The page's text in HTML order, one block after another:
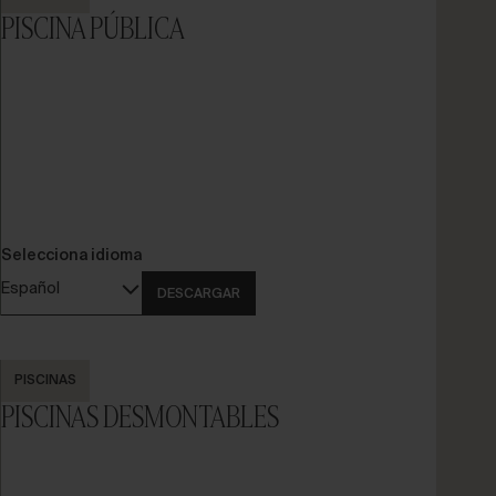
PISCINA PÚBLICA
Selecciona idioma
Español DESCARGAR
PISCINAS
PISCINAS DESMONTABLES